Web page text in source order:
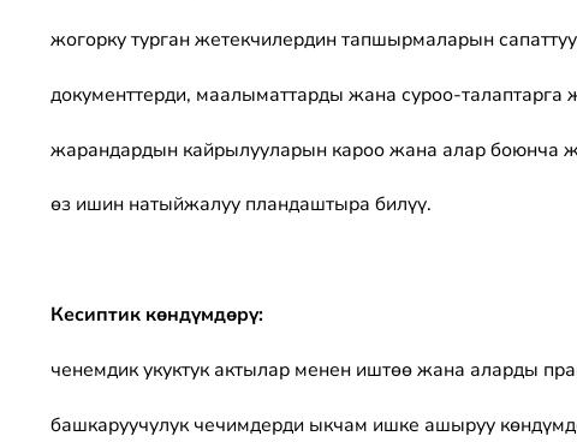
жогорку турган жетекчилердин тапшырмаларын
документтерди, маалыматтарды жана суроо-талаптарга
жарандардын кайрылууларын кароо жана алар боюнча
өз ишин натыйжалуу пландаштыра билүү.
Кесиптик көндүмдөрү:
ченемдик укуктук актылар менен иштөө жана аларды
башкаруучулук чечимдерди ыкчам ишке ашыруу